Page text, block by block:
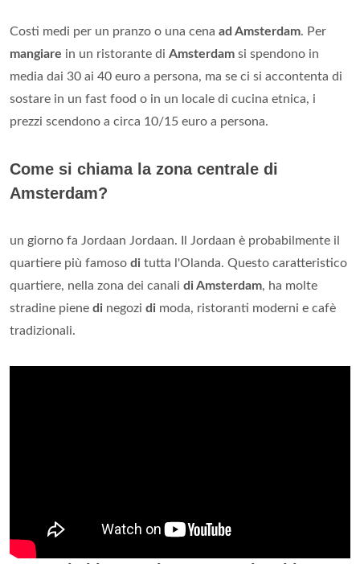
Costi medi per un pranzo o una cena ad Amsterdam. Per
mangiare in un ristorante di Amsterdam si spendono in
media dai 30 ai 40 euro a persona, ma se ci si accontenta di
sostare in un fast food o in un locale di cucina etnica, i
prezzi scendono a circa 10/15 euro a persona.
Come si chiama la zona centrale di
Amsterdam?
un giorno fa Jordaan Jordaan. Il Jordaan è probabilmente il
quartiere più famoso di tutta l'Olanda. Questo caratteristico
quartiere, nella zona dei canali di Amsterdam, ha molte
stradine piene di negozi di moda, ristoranti moderni e cafè
tradizionali.